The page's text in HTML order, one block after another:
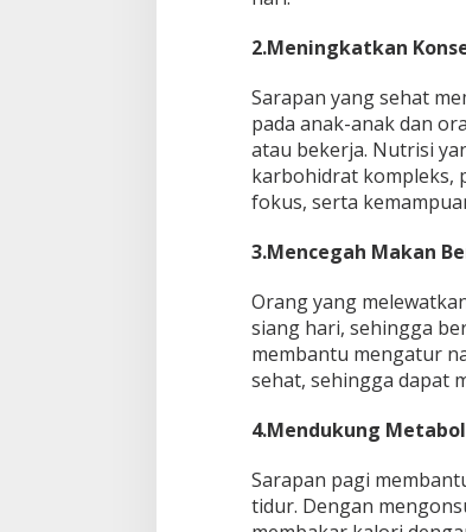
2.Meningkatkan
Sarapan yang sehat
pada anak-anak dan
atau bekerja. Nutrisi
karbohidrat kompleks,
fokus, serta
3.Mencegah Makan
Orang yang
siang hari, sehingga
membantu mengatur
sehat, sehingga dapat
4.Mendukung
Sarapan pagi
tidur. Dengan
Jalan
Lampu di
Innova
In Berita,
Desa, Nasional,